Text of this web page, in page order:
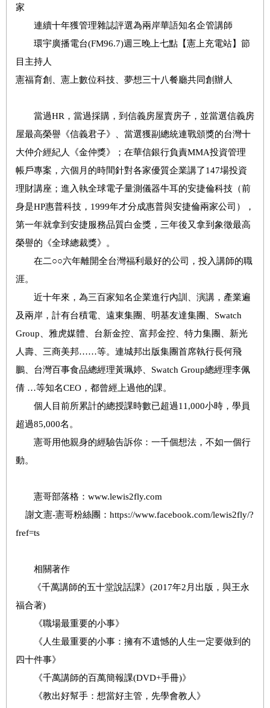
家
連續十年獲管理雜誌評選為兩岸華語知名企管講師
環宇廣播電台(FM96.7)週三晚上七點【憲上充電站】節
目主持人
憲福育創、憲上數位科技、夢想三十八餐廳共同創辦人
當過HR，當過採購，到信義房屋賣房子，並當選信義房
屋最高榮譽《信義君子》、當選獲副總統連戰頒獎的台灣十
大仲介經紀人《金仲獎》；在華信銀行負責MMA投資管理
帳戶專案，六個月的時間針對各家優質企業講了147場投資
理財講座；進入執全球電子量測儀器牛耳的安捷倫科技（前
身是HP惠普科技，1999年才分成惠普與安捷倫兩家公司），
第一年就拿到安捷服務品質白金獎，三年後又拿到象徵最高
榮譽的《全球總裁獎》。
在二○○六年離開全台灣福利最好的公司，投入講師的職
涯。
近十年來，為三百家知名企業進行內訓、演講，產業遍
及兩岸，計有台積電、遠東集團、明基友達集團、Swatch
Group、雅虎媒體、台新金控、富邦金控、特力集團、新光
人壽、三商美邦……等。連城邦出版集團首席執行長何飛
鵬、台灣百事食品總經理黃珮婷、Swatch Group總經理李佩
倩 …等知名CEO，都曾經上過他的課。
個人目前所累計的總授課時數已超過11,000小時，學員
超過85,000名。
憲哥用他親身的經驗告訴你：一千個想法，不如一個行
動。
憲哥部落格：www.lewis2fly.com
謝文憲-憲哥粉絲團：https://www.facebook.com/lewis2fly/?
fref=ts
相關著作
《千萬講師的五十堂說話課》(2017年2月出版，與王永
福合著)
《職場最重要的小事》
《人生最重要的小事：擁有不遺憾的人生一定要做到的
四十件事》
《千萬講師的百萬簡報課(DVD+手冊)》
《教出好幫手：想當好主管，先學會教人》